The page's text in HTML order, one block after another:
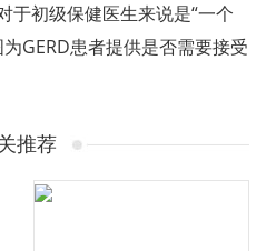
于初级保健医生来说是“一个
GERD患者提供是否需要接受
推荐